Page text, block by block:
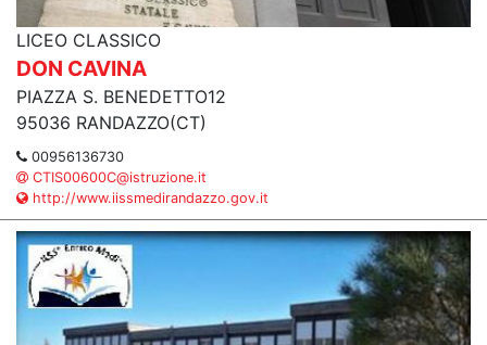
LICEO CLASSICO
DON CAVINA
PIAZZA S. BENEDETTO12
95036 RANDAZZO(CT)
00956136730
CTIS00600C@istruzione.it
http://www.iissmedirandazzo.gov.it